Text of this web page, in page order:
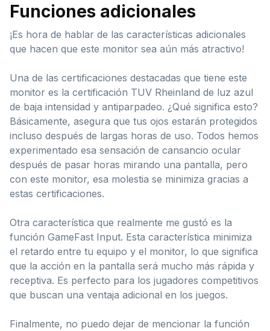
Funciones adicionales
¡Es hora de hablar de las características adicionales
que hacen que este monitor sea aún más atractivo!
Una de las certificaciones destacadas que tiene este
monitor es la certificación TUV Rheinland de luz azul
de baja intensidad y antiparpadeo. ¿Qué significa esto?
Básicamente, asegura que tus ojos estarán protegidos
incluso después de largas horas de uso. Todos hemos
experimentado esa sensación de cansancio ocular
después de pasar horas mirando una pantalla, pero
con este monitor, esa molestia se minimiza gracias a
estas certificaciones.
Otra característica que realmente me gustó es la
función GameFast Input. Esta característica minimiza
el retardo entre tu equipo y el monitor, lo que significa
que la acción en la pantalla será mucho más rápida y
receptiva. Es perfecto para los jugadores competitivos
que buscan una ventaja adicional en los juegos.
Finalmente, no puedo dejar de mencionar la función